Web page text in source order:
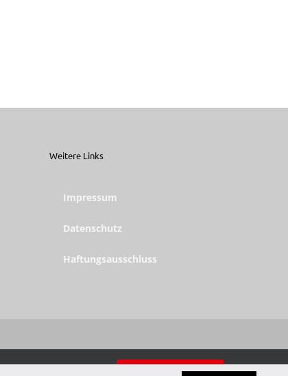
Weitere Links
Impressum
Datenschutz
Haftungsausschluss
Einverstanden